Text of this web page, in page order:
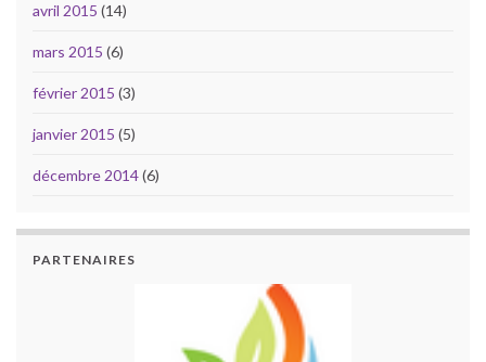
avril 2015 (14)
mars 2015 (6)
février 2015 (3)
janvier 2015 (5)
décembre 2014(6)
PARTENAIRES